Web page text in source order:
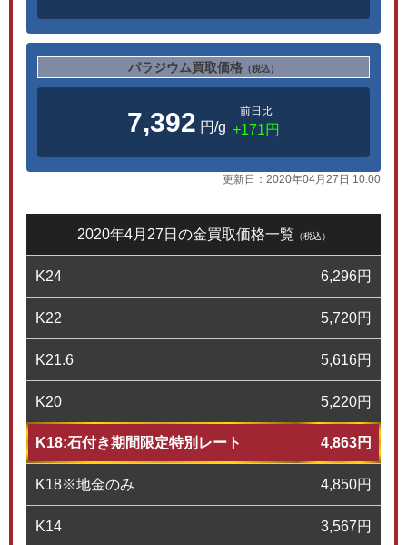
パラジウム買取価格 （税込）
7,392 円/g
前日比
+171円
更新日： 2020年04月27日 10:00
2020年4月27日の金買取価格一覧 （税込）
K24 6,296円
K22 5,720円
K21.6 5,616円
K20 5,220円
K18:石付き期間限定特別レート 4,863円
K18※地金のみ 4,850円
K14 3,567円